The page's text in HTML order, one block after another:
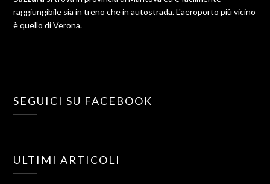
raggiungibile sia in treno che in autostrada. L'aeroporto più vicino
è quello di Verona.
SEGUICI SU FACEBOOK
ULTIMI ARTICOLI